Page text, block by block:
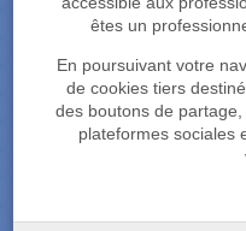
êtes un
En poursuivant votre
de cookies tiers
des boutons de
plateformes sociales